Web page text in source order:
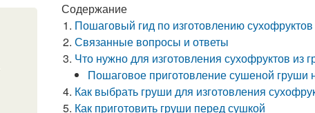
Содержание
Пошаговый гид по изготовлению сухофруктов
Связанные вопросы и ответы
Что нужно для изготовления сухофруктов из
Пошаговое приготовление сушеной груши
Как выбрать груши для изготовления
Как приготовить груши перед сушкой